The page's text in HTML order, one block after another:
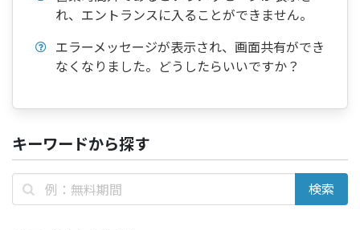
キーワードから探す
れ、エントランスに入ることができません。
エラーメッセージが表示され、画面共有ができ
なくなりました。どうしたらいいですか？